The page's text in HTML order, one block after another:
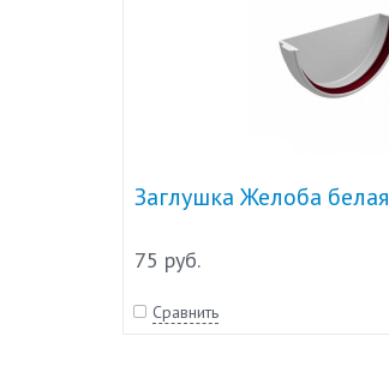
Заглушка Желоба белая
75 руб.
Сравнить